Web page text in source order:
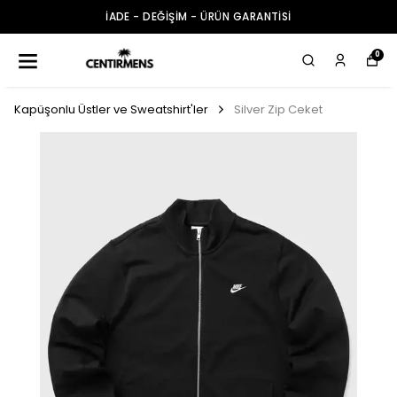
İADE - DEĞİŞİM - ÜRÜN GARANTİSİ
0
Kapüşonlu Üstler ve Sweatshirt'ler Silver Zip Ceket